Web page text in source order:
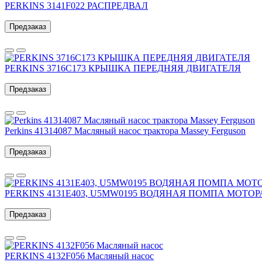
PERKINS 3141F022 РАСПРЕДВАЛ
Предзаказ
PERKINS 3716C173 КРЫШКА ПЕРЕДНЯЯ ДВИГАТЕЛЯ
Предзаказ
Perkins 41314087 Масляный насос трактора Massey Ferguson
Предзаказ
PERKINS 4131E403, U5MW0195 ВОДЯНАЯ ПОМПА
Предзаказ
PERKINS 4132F056 Масляный насос